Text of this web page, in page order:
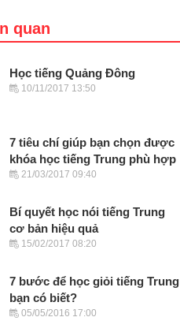
quan
Học tiếng Quảng Đông
10/11/2017 13:50
7 tiêu chí giúp bạn chọn được
khóa học tiếng Trung phù hợp
21/03/2017 09:40
Bí quyết học nói tiếng Trung
cơ bản hiệu quả
15/02/2017 08:20
7 bước để học giỏi tiếng Trung
bạn có biết?
05/05/2016 17:00